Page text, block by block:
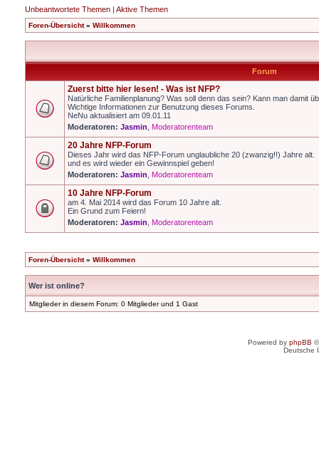
Unbeantwortete Themen | Aktive Themen
Foren-Übersicht» Willkommen
Forum
Zuerst bitte hier lesen! - Was ist NFP?
Natürliche Familienplanung? Was soll denn das sein? Kann man damit
Wichtige Informationen zur Benutzung dieses Forums.
NeNu aktualisiert am 09.01.11
Moderatoren: Jasmin Moderatorenteam
20 Jahre NFP-Forum
Dieses Jahr wird das NFP-Forum unglaubliche 20 (zwanzig!!) Jahre alt.
und es wird wieder ein Gewinnspiel geben!
Moderatoren: Jasmin Moderatorenteam
10 Jahre NFP-Forum
am 4. Mai 2014 wird das Forum 10 Jahre alt.
Ein Grund zum Feiern!
Moderatoren: Jasmin Moderatorenteam
Foren-Übersicht» Willkommen
Wer ist online?
Mitglieder in diesem Forum: 0 Mitglieder und 1 Gast
Powered by phpBB
Deutsche